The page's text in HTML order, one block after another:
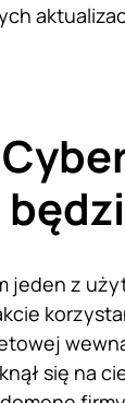
jeden z
się na